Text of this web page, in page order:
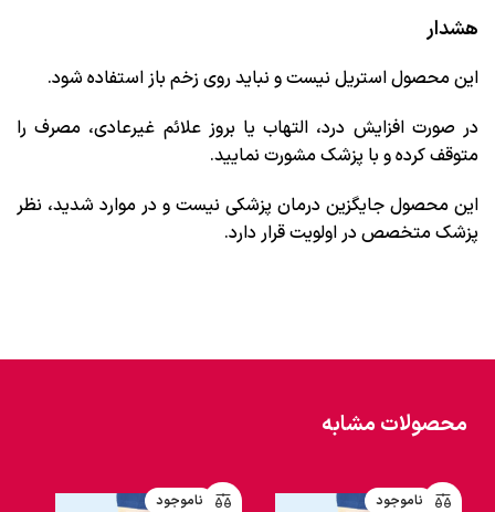
هشدار
این محصول استریل نیست و نباید روی زخم باز استفاده شود.
در صورت افزایش درد، التهاب یا بروز علائم غیرعادی، مصرف را
متوقف کرده و با پزشک مشورت نمایید.
این محصول جایگزین درمان پزشکی نیست و در موارد شدید، نظر
پزشک متخصص در اولویت قرار دارد.
محصولات مشابه
ناموجود ناموجود